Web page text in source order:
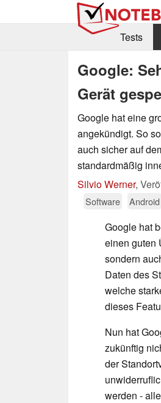
Tests
Google:
Gerät
Google hat eine
angekündigt. So
auch sicher auf
standardmäßig
Silvio Werner,
Software
Android
Google hat
einen guten
sondern
Daten des
welche
dieses
Nun hat
zukünftig
der
werden -